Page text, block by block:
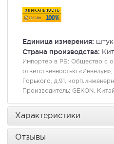
Единица измерения:
Страна производства:
Импортёр в РБ: Общество с
ответственностью
Горького, д.91,
Производитель: GEKON, Китай
Характеристики
Отзывы